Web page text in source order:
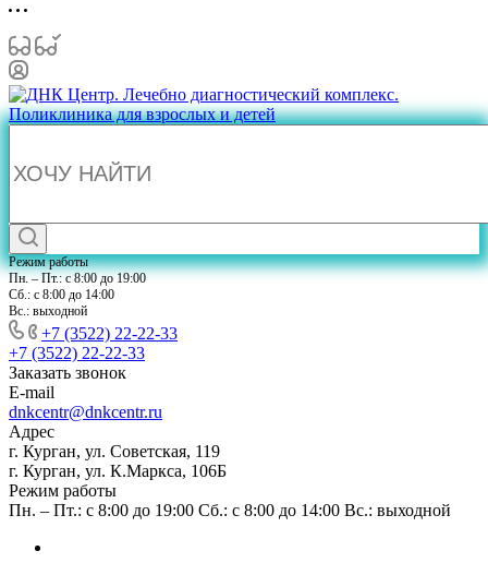
Режим работы
Пн. – Пт.: с 8:00 до 19:00
Сб.: с 8:00 до 14:00
Вс.: выходной
+7 (3522) 22-22-33
+7 (3522) 22-22-33
Заказать звонок
E-mail
dnkcentr@dnkcentr.ru
Адрес
г. Курган, ул. Советская, 119
г. Курган, ул. К.Маркса, 106Б
Режим работы
Пн. – Пт.: с 8:00 до 19:00 Сб.: с 8:00 до 14:00 Вс.: выходной